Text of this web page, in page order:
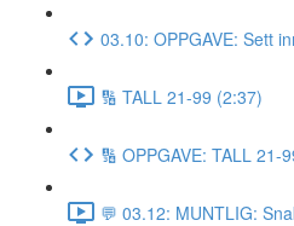
03.10: OPPGAVE: Sett
🔢 TALL 21-99 (2:37)
🔢 OPPGAVE: TALL 21-
💬 03.12: MUNTLIG: